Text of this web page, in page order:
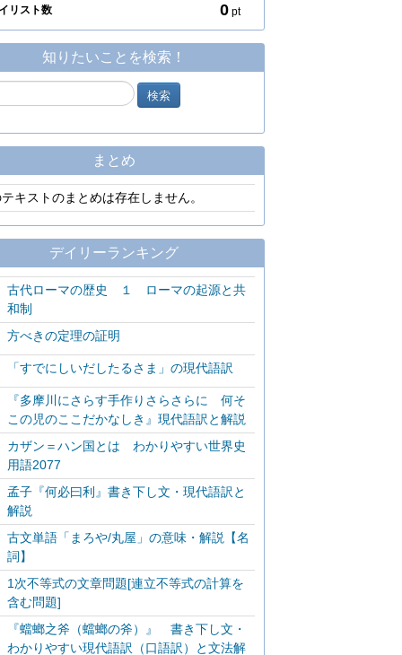
リスト数
0 pt
知りたいことを検索！
まとめ
テキストのまとめは存在しません。
デイリーランキング
古代ローマの歴史 １ ローマの起源と共
和制
方べきの定理の証明
「すでにしいだしたるさま」の現代語訳
『多摩川にさらす手作りさらさらに 何そ
この児のここだかなしき』現代語訳と解説
カザン＝ハン国とは わかりやすい世界史
用語2077
孟子『何必曰利』書き下し文・現代語訳と
解説
古文単語「まろや/丸屋」の意味・解説【名
詞】
1次不等式の文章問題[連立不等式の計算を
含む問題]
『蟷螂之斧（蟷螂の斧）』 書き下し文・
わかりやすい現代語訳（口語訳）と文法解